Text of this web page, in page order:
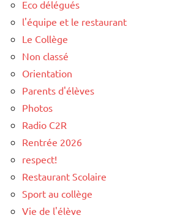
Eco délégués
l'équipe et le restaurant
Le Collège
Non classé
Orientation
Parents d'élèves
Photos
Radio C2R
Rentrée 2026
respect!
Restaurant Scolaire
Sport au collège
Vie de l'élève